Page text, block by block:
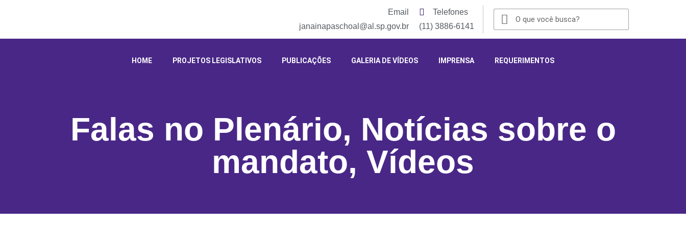
Email
janainapaschoal@al.sp.gov.br
Telefones
(11) 3886-6141
HOME PROJETOS LEGISLATIVOS PUBLICAÇÕES GALERIA DE VÍDEOS IMPRENSA REQUERIMENTOS
Falas no Plenário, Notícias sobre o
mandato, Vídeos